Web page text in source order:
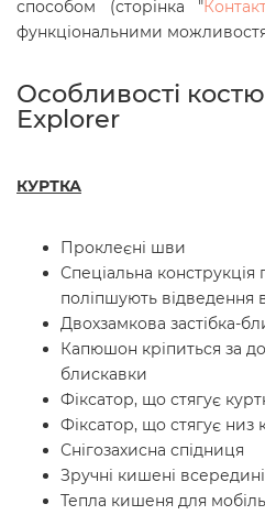
способом (сторінка "
функціональними
Особливості
Explorer
КУРТКА
Проклеєні шви
Спеціальна конструкція
поліпшують відведення
Двохзамкова застібка-
Капюшон кріпиться за
блискавки
Фіксатор, що стягує
Фіксатор, що стягує низ
Снігозахисна спідниця
Зручні кишені всередині
Тепла кишеня для